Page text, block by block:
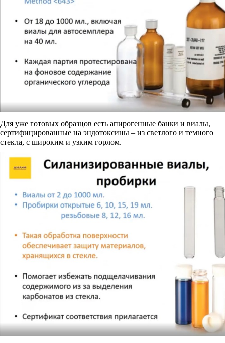
Для уже готовых образцов есть апирогенные банки и виалы,
сертифицированные на эндотоксины – из светлого и темного
стекла, с широким и узким горлом.